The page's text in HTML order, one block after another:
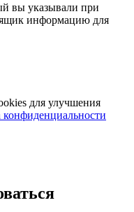
вы указывали при
информацию для
для улучшения